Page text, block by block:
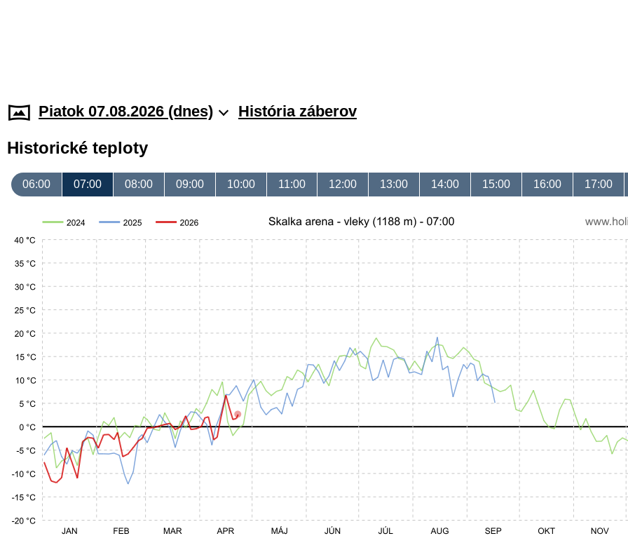
Piatok 07.08.2026 (dnes) História záberov
Historické teploty
06:00 07:00 08:00 09:00 10:00 11:00 12:00 13:00 14:00 15:00 16:00 17:00